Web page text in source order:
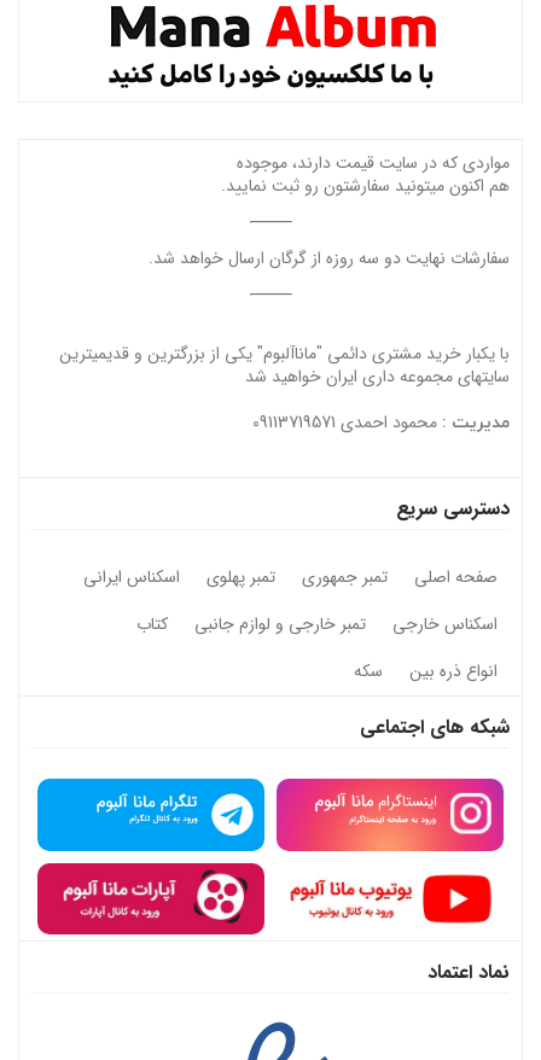
مواردی که در سایت قیمت دارند، موجوده
هم اکنون میتونید سفارشتون رو ثبت نمایید.
سفارشات نهایت دو سه روزه از گرگان ارسال خواهد شد.
با یکبار خرید مشتری دائمی "ماناآلبوم" یکی از بزرگترین و قدیمیترین
سایتهای مجموعه داری ایران خواهید شد
مدیریت : محمود احمدی 09113719571
دسترسی سریع
صفحه اصلی تمبر جمهوری تمبر پهلوی
اسکناس ایرانی
اسکناس خارجی
تمبر خارجی و لوازم جانبی
کتاب
انواع ذره بین
سکه
شبکه های اجتماعی
نماد اعتماد